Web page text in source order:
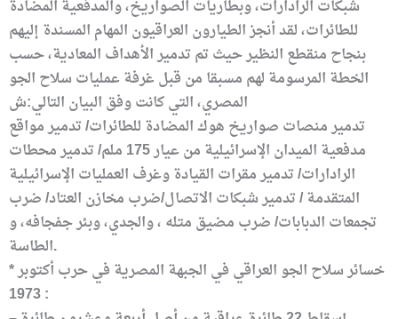
شبكات الرادارات، وبطاريات الصواريخ، والمدفعية المضادة
للطائرات، لقد أنجز الطيارون العراقيون المهام المسندة إليهم
بنجاح منقطع النظير حيث تم تدمير الأهداف المعادية، حسب
الخطة المرسومة لهم مسبقا من قبل غرفة عمليات سلاح الجو
المصري، التي كانت وفق البيان التالي:ش
تدمير منصات صواريخ هوك المضادة للطائرات/ تدمير مواقع
مدفعية الميدان الإسرائيلية من عيار 175 ملم/ تدمير محطات
الرادارات/ تدمير مقرات القيادة وغرف العمليات الإسرائيلية
المتقدمة / تدمير شبكات الاتصال/ضرب مخازن العتاد/ ضرب
تجمعات الدبابات/ ضرب مضيق متله ، والجدي، وبئر جفجافه، و
الطاسة.
* خسائر سلاح الجو العراقي في الجبهة المصرية في حرب أكتوبر
1973 :